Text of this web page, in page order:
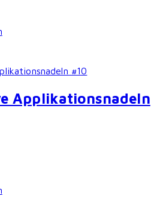
auf
gewählt
werdenApplikationsnadeln